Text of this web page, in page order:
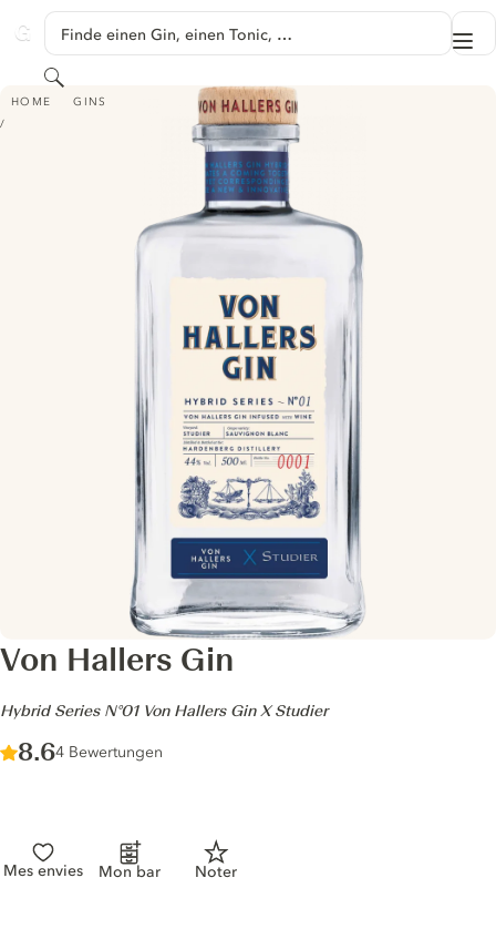
GINVENTORY
Finde einen Gin, einen Tonic, …
Suchen
HOME GINS
VON HALLERS GIN - HYBRID SERIES N°01 VON HALLERS GIN X STUDIER
Von Hallers Gin
-
Hybrid Series N°01 Von Hallers Gin X Studier
Score :
8.6/ 10
4 Bewertungen
Mes envies Mon bar Noter